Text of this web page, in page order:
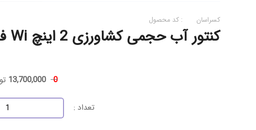
کد محصول : کسراسان
کنتور آب حجمی کشاورزی 2 اینچ Wi فراسنج
0
13,700,000
تعداد :